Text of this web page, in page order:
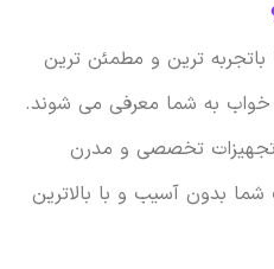
ترین و مطمئن ترین
به شما معرفی می شوند.
تخصصی و مدرن
بدون آسیب و با بالاترین